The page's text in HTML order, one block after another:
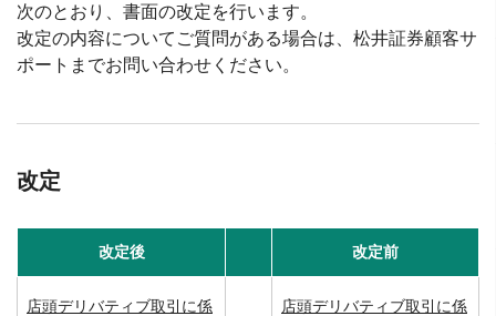
次のとおり、書面の改定を行います。
改定の内容についてご質問がある場合は、松井証券顧客サ
ポートまでお問い合わせください。
改定
改定後 改定前
店頭デリバティブ取引に係
店頭デリバティブ取引に係